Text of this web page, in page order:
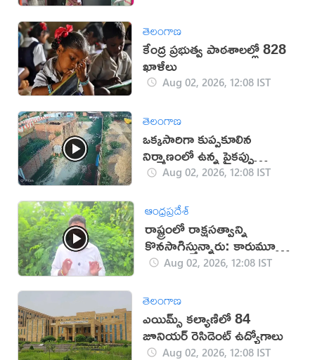
తెలంగాణ
కేంద్ర ప్రభుత్వ పాఠశాలల్లో 828
ఖాళీలు
Aug 02, 2026, 12:08 IST
తెలంగాణ
ఒక్కసారిగా కుప్పకూలిన
నిర్మాణంలో ఉన్న పైకప్పు
(వీడియో)
Aug 02, 2026, 12:08 IST
ఆంధ్రప్రదేశ్
రాష్ట్రంలో రాక్షసత్వాన్ని
కొనసాగిస్తున్నారు: కారుమూరు
(వీడియో)
Aug 02, 2026, 12:08 IST
తెలంగాణ
ఎయిమ్స్‌ కల్యాణిలో 84
జూనియర్ రెసిడెంట్ ఉద్యోగాలు
Aug 02, 2026, 12:08 IST